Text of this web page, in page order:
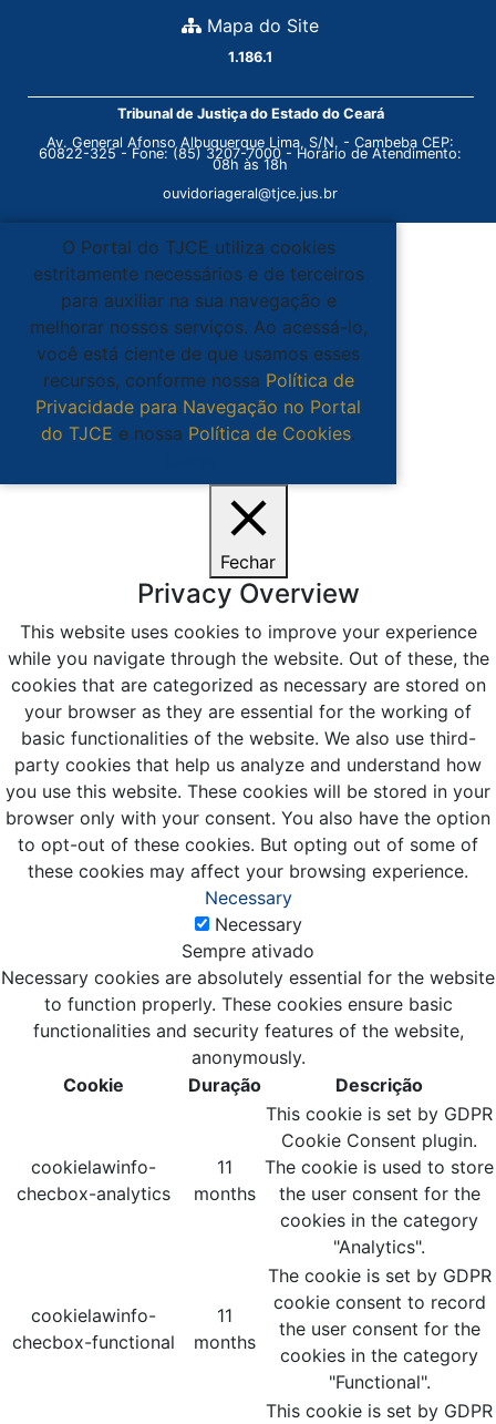
Mapa do Site
1.186.1
Tribunal de Justiça do Estado do Ceará
Av. General Afonso Albuquerque Lima, S/N. - Cambeba CEP:
60822-325 - Fone: (85) 3207-7000 - Horário de Atendimento:
08h às 18h
ouvidoriageral@tjce.jus.br
O Portal do TJCE utiliza cookies
estritamente necessários e de terceiros
para auxiliar na sua navegação e
melhorar nossos serviços. Ao acessá-lo,
você está ciente de que usamos esses
recursos, conforme nossa Política de
Privacidade para Navegação no Portal
do TJCE e nossa Política de Cookies.
Fechar
Privacy Overview
This website uses cookies to improve your experience
while you navigate through the website. Out of these, the
cookies that are categorized as necessary are stored on
your browser as they are essential for the working of
basic functionalities of the website. We also use third-
party cookies that help us analyze and understand how
you use this website. These cookies will be stored in your
browser only with your consent. You also have the option
to opt-out of these cookies. But opting out of some of
these cookies may affect your browsing experience.
Necessary
Necessary
Sempre ativado
Necessary cookies are absolutely essential for the website
to function properly. These cookies ensure basic
functionalities and security features of the website,
anonymously.
Cookie
Duração Descrição
cookielawinfo-
checbox-analytics
11
months
This cookie is set by GDPR
Cookie Consent plugin.
The cookie is used to store
the user consent for the
cookies in the category
"Analytics".
cookielawinfo-
checbox-functional
11
months
The cookie is set by GDPR
cookie consent to record
the user consent for the
cookies in the category
"Functional".
This cookie is set by GDPR